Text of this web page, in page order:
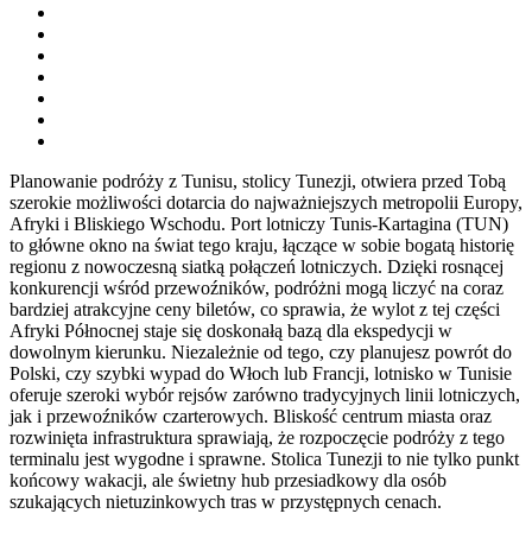
Planowanie podróży z Tunisu, stolicy Tunezji, otwiera przed Tobą
szerokie możliwości dotarcia do najważniejszych metropolii Europy,
Afryki i Bliskiego Wschodu. Port lotniczy Tunis-Kartagina (TUN)
to główne okno na świat tego kraju, łączące w sobie bogatą historię
regionu z nowoczesną siatką połączeń lotniczych. Dzięki rosnącej
konkurencji wśród przewoźników, podróżni mogą liczyć na coraz
bardziej atrakcyjne ceny biletów, co sprawia, że wylot z tej części
Afryki Północnej staje się doskonałą bazą dla ekspedycji w
dowolnym kierunku. Niezależnie od tego, czy planujesz powrót do
Polski, czy szybki wypad do Włoch lub Francji, lotnisko w Tunisie
oferuje szeroki wybór rejsów zarówno tradycyjnych linii lotniczych,
jak i przewoźników czarterowych. Bliskość centrum miasta oraz
rozwinięta infrastruktura sprawiają, że rozpoczęcie podróży z tego
terminalu jest wygodne i sprawne. Stolica Tunezji to nie tylko punkt
końcowy wakacji, ale świetny hub przesiadkowy dla osób
szukających nietuzinkowych tras w przystępnych cenach.